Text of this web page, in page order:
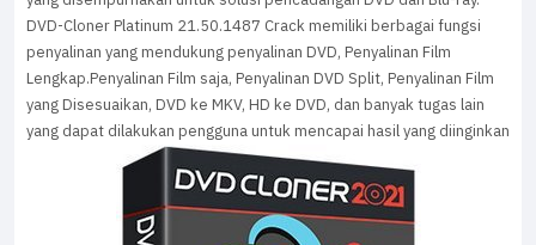
DVD-Cloner Platinum 21.50.1487 Crack memiliki berbagai fungsi
penyalinan yang mendukung penyalinan DVD, Penyalinan Film
Lengkap.Penyalinan Film saja, Penyalinan DVD Split, Penyalinan Film
yang Disesuaikan, DVD ke MKV, HD ke DVD, dan banyak tugas lain
yang dapat dilakukan pengguna untuk mencapai hasil yang diinginkan